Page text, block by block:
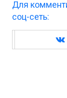
Для
соц-сеть: